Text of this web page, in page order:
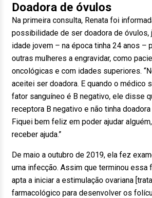
Doadora de óvulos
Na primeira consulta, Renata foi
possibilidade de ser doadora de óvulos,
idade jovem – na época tinha 24 anos –
outras mulheres a engravidar, como
oncológicas e com idades superiores.
aceitei ser doadora. E quando o médico
fator sanguíneo é B negativo, ele disse
receptora B negativo e não tinha
Fiquei bem feliz em poder ajudar
receber ajuda.”
De maio a outubro de 2019, ela fez
uma infecção. Assim que terminou essa
apta a iniciar a estimulação ovariana
farmacológico para desenvolver os